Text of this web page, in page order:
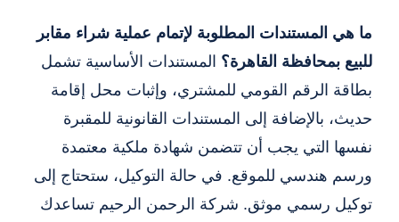
ما هي المستندات المطلوبة لإتمام عملية شراء مقابر
للبيع بمحافظة القاهرة؟ المستندات الأساسية تشمل
بطاقة الرقم القومي للمشتري، وإثبات محل إقامة
حديث، بالإضافة إلى المستندات القانونية للمقبرة
نفسها التي يجب أن تتضمن شهادة ملكية معتمدة
ورسم هندسي للموقع. في حالة التوكيل، ستحتاج إلى
توكيل رسمي موثق. شركة الرحمن الرحيم تساعدك